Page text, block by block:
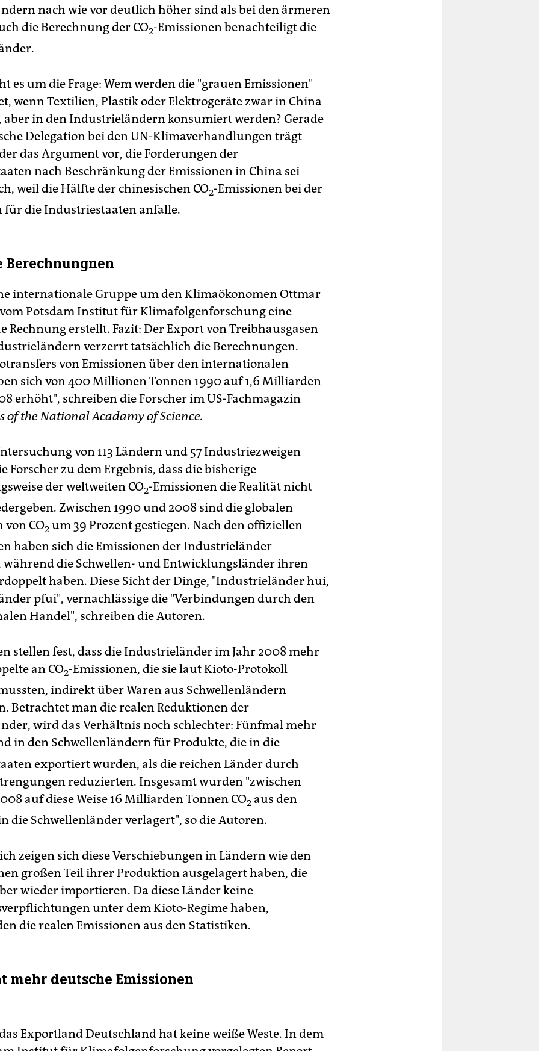
nach wie vor deutlich höher sind als bei den ärmeren
die Berechnung der CO2-Emissionen benachteiligt die
es um die Frage: Wem werden die "grauen Emissionen"
wenn Textilien, Plastik oder Elektrogeräte zwar in China
in den Industrieländern konsumiert werden? Gerade
Delegation bei den UN-Klimaverhandlungen trägt
das Argument vor, die Forderungen der
nach Beschränkung der Emissionen in China sei
weil die Hälfte der chinesischen CO2-Emissionen bei der
für die Industriestaaten anfalle.
Berechnungnen
internationale Gruppe um den Klimaökonomen Ottmar
Potsdam Institut für Klimafolgenforschung eine
Rechnung erstellt. Fazit: Der Export von Treibhausgasen
verzerrt tatsächlich die Berechnungen.
von Emissionen über den internationalen
sich von 400 Millionen Tonnen 1990 auf 1,6 Milliarden
erhöht", schreiben die Forscher im US-Fachmagazin
of the National Acadamy of Science.
von 113 Ländern und 57 Industriezweigen
Forscher zu dem Ergebnis, dass die bisherige
der weltweiten CO2-Emissionen die Realität nicht
Zwischen 1990 und 2008 sind die globalen
von CO2 um 39 Prozent gestiegen. Nach den offiziellen
haben sich die Emissionen der Industrieländer
die Schwellen- und Entwicklungsländer ihren
haben. Diese Sicht der Dinge, "Industrieländer hui,
pfui", vernachlässige die "Verbindungen durch den
Handel", schreiben die Autoren.
stellen fest, dass die Industrieländer im Jahr 2008 mehr
an CO2-Emissionen, die sie laut Kioto-Protokoll
indirekt über Waren aus Schwellenländern
Betrachtet man die realen Reduktionen der
wird das Verhältnis noch schlechter: Fünfmal mehr
in den Schwellenländern für Produkte, die in die
exportiert wurden, als die reichen Länder durch
reduzierten. Insgesamt wurden "zwischen
auf diese Weise 16 Milliarden Tonnen CO2 aus den
die Schwellenländer verlagert", so die Autoren.
zeigen sich diese Verschiebungen in Ländern wie den
großen Teil ihrer Produktion ausgelagert haben, die
wieder importieren. Da diese Länder keine
unter dem Kioto-Regime haben,
die realen Emissionen aus den Statistiken.
mehr deutsche Emissionen
Exportland Deutschland hat keine weiße Weste. In dem